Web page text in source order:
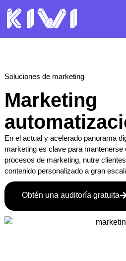
Soluciones de marketing
Marketing
En el actual y acelerado panorama
marketing es clave para
procesos de marketing, nutre
contenido personalizado a gran
Obtén una auditoría gratuita